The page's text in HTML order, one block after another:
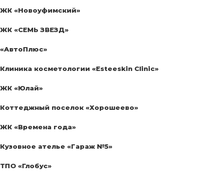
ЖК «Новоуфимский»
ЖК «СЕМЬ ЗВЕЗД»
«АвтоПлюс»
Клиника косметологии «Esteeskin Clinic»
ЖК «Юлай»
Коттеджный поселок «Хорошеево»
ЖК «Времена года»
Кузовное ателье «Гараж №5»
ТПО «Глобус»